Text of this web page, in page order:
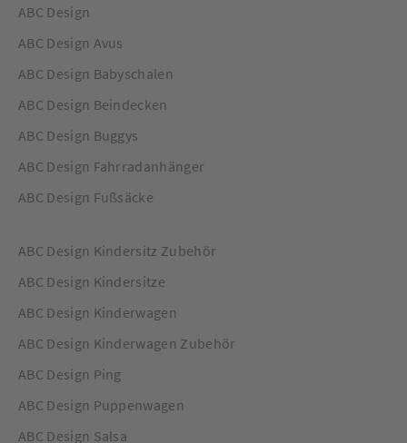
ABC Design
ABC Design Avus
ABC Design Babyschalen
ABC Design Beindecken
ABC Design Buggys
ABC Design Fahrradanhänger
ABC Design Fußsäcke
ABC Design Kindersitz Zubehör
ABC Design Kindersitze
ABC Design Kinderwagen
ABC Design Kinderwagen Zubehör
ABC Design Ping
ABC Design Puppenwagen
ABC Design Salsa